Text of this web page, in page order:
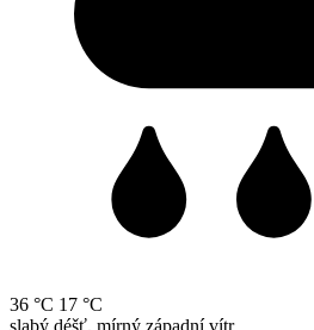
36 °C 17 °C
slabý déšť, mírný západní vítr